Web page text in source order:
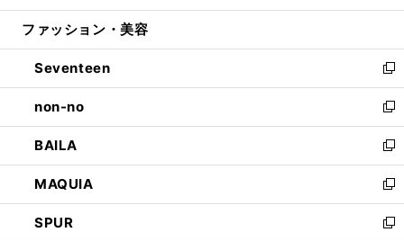
開
ウ
開
く
ン
ウ
で
開
く
ウ
ン
ド
ウ
で
開
く
ファッション・美容
Seventeen
新
し
い
ウ
ィ
ン
ド
ウ
で
non-no
新
し
い
ウ
ィ
ン
ド
BAILA
新
し
い
ウ
ィ
MAQUIA
新
し
い
SPUR
新